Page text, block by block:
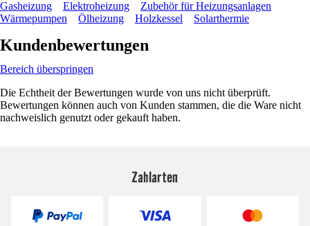
Gasheizung
Elektroheizung
Zubehör für Heizungsanlagen
Wärmepumpen
Ölheizung Holzkessel Solarthermie
Kundenbewertungen
Bereich überspringen
Die Echtheit der Bewertungen wurde von uns nicht überprüft.
Bewertungen können auch von Kunden stammen, die die Ware nicht
nachweislich genutzt oder gekauft haben.
Zahlarten